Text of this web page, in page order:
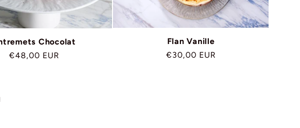
Chocolat
Prix
€48,00 EUR
Flan Vanille
Prix
€30,00 EUR